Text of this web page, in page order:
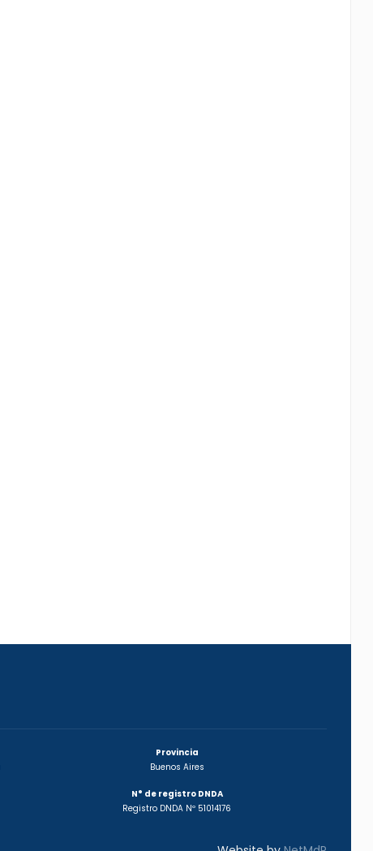
Provincia
Buenos Aires
N° de registro DNDA
Registro DNDA Nº 51014176